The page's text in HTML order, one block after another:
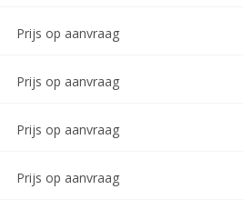
Prijs op aanvraag
Prijs op aanvraag
Prijs op aanvraag
Prijs op aanvraag